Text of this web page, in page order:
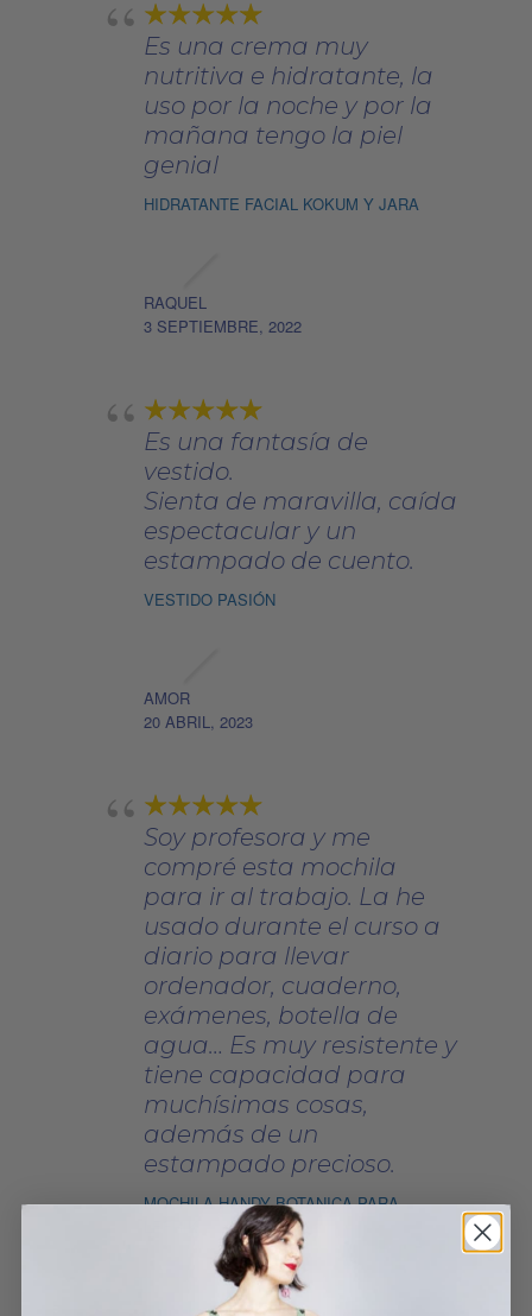
Es una crema muy
nutritiva e hidratante, la
uso por la noche y por la
mañana tengo la piel
genial
HIDRATANTE FACIAL KOKUM Y JARA
RAQUEL
3 SEPTIEMBRE, 2022
Es una fantasía de
vestido.
Sienta de maravilla, caída
espectacular y un
estampado de cuento.
VESTIDO PASIÓN
AMOR
20 ABRIL, 2023
Soy profesora y me
compré esta mochila
para ir al trabajo. La he
usado durante el curso a
diario para llevar
ordenador, cuaderno,
exámenes, botella de
agua… Es muy resistente y
tiene capacidad para
muchísimas cosas,
además de un
estampado precioso.
MOCHILA HANDY BOTANICA PARA